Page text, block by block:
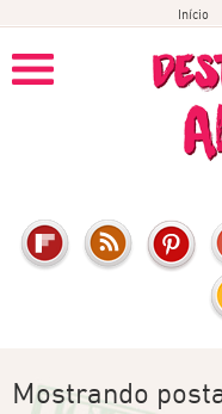
Início
Mostrando